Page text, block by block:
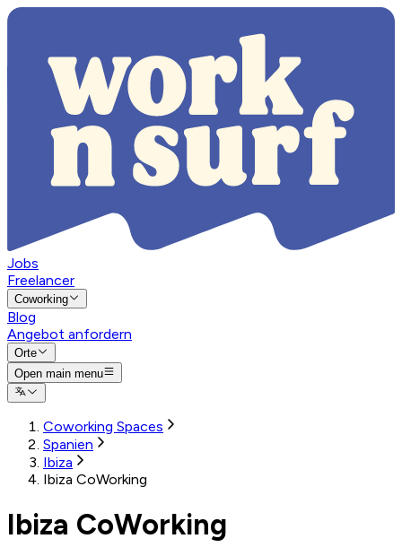
Jobs
Freelancer
Coworking
Blog
Angebot anfordern
Orte
Open main menu
Coworking Spaces
Spanien
Ibiza
Ibiza CoWorking
Ibiza CoWorking